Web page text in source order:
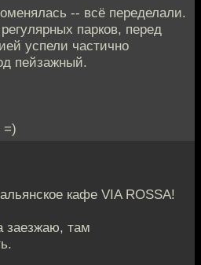
-- всё переделали.
парков, перед
успели частично
пейзажный.
=)
кафе VIA ROSSA!
заезжаю, там